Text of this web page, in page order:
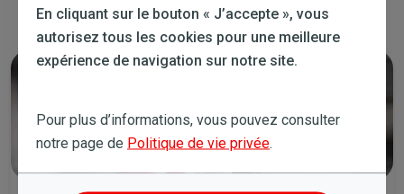
En cliquant sur le bouton « J’accepte », vous
autorisez tous les cookies pour une meilleure
expérience de navigation sur notre site.
Pour plus d’informations, vous pouvez consulter
notre page de Politique de vie privée.